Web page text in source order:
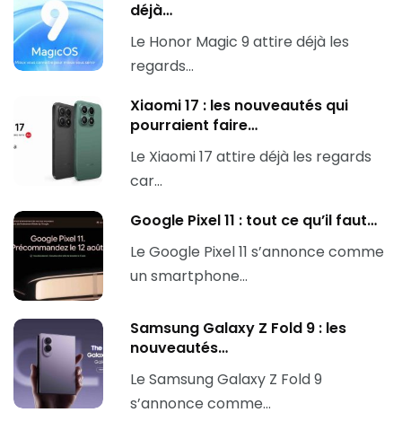
déjà…
Le Honor Magic 9 attire déjà les
regards…
Xiaomi 17 : les nouveautés qui
pourraient faire…
Le Xiaomi 17 attire déjà les regards
car…
Google Pixel 11 : tout ce qu’il faut…
Le Google Pixel 11 s’annonce comme
un smartphone…
Samsung Galaxy Z Fold 9 : les
nouveautés…
Le Samsung Galaxy Z Fold 9
s’annonce comme…